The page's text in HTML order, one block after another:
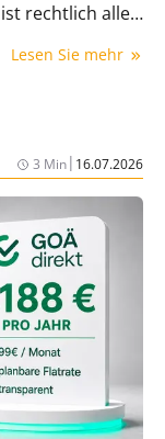
rechtlich alles
Lesen Sie mehr
3 Min| 16.07.2026